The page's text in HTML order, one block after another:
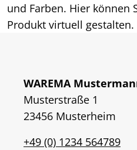
und Farben. Hier können
Produkt virtuell gestalten.
WAREMA
Musterstraße 1
23456 Musterheim
+49 (0) 1234 564789